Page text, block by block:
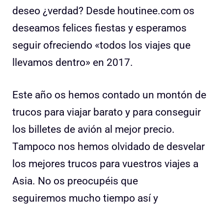
deseo ¿verdad? Desde houtinee.com os
deseamos felices fiestas y esperamos
seguir ofreciendo «todos los viajes que
llevamos dentro» en 2017.
Este año os hemos contado un montón de
trucos para viajar barato y para conseguir
los billetes de avión al mejor precio.
Tampoco nos hemos olvidado de desvelar
los mejores trucos para vuestros viajes a
Asia. No os preocupéis que
seguiremos mucho tiempo así y